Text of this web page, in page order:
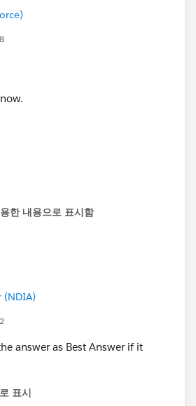
한 내용으로 표시함
(NDIA)
answer as Best Answer if it
표시